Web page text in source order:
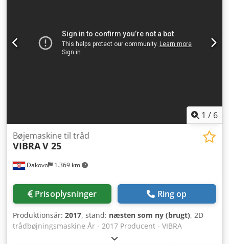
1 / 6
Đakovo 1.369 km
Bøjemaskine til tråd
VIBRAV 25
Prisoplysninger Ring op
Produktionsår: 2017, stand: næsten som ny (brugt), 2D
trådbøjningsmaskine År - 2017 Producent - VIBRA
Tråddiameter - 1-4 mm Dodpsmqk Tpofx Ab Uock Kapacitet